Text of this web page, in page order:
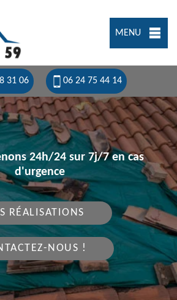
MENU
31 06 06 24 75 44 14
24h/24 sur 7j/7 en cas
d'urgence
RÉALISATIONS
NOUS !